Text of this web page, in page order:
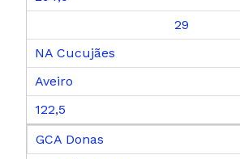
29
NA Cucujães
Aveiro
122,5
GCA Donas